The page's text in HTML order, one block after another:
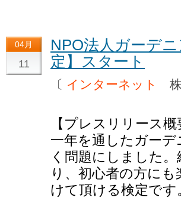
04月
11
NPO法人ガーデ
定】スタート
〔 インターネット
【プレスリリース概
一年を通したガー
く問題にしました
り、初心者の方に
けて頂ける検定です